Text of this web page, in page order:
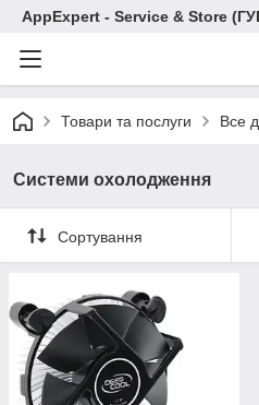
AppExpert - Service & Store
Товари та послуги Все
Системи охолодження
Сортування